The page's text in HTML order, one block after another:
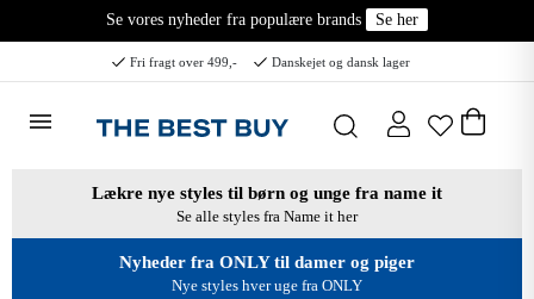
Se vores nyheder fra populære brands Se her
Fri fragt over 499,- Danskejet og dansk lager
Lækre nye styles til børn og unge fra name it
Se alle styles fra Name it her
Nyheder fra ONLY til damer og piger
Nye styles hver uge fra ONLY